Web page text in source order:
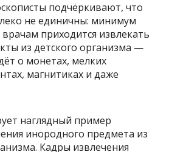
подчёркивают, что
не единичны: минимум
приходится извлекать
из детского организма —
о монетах, мелких
магнитиках и даже
наглядный пример
инородного предмета из
Кадры извлечения